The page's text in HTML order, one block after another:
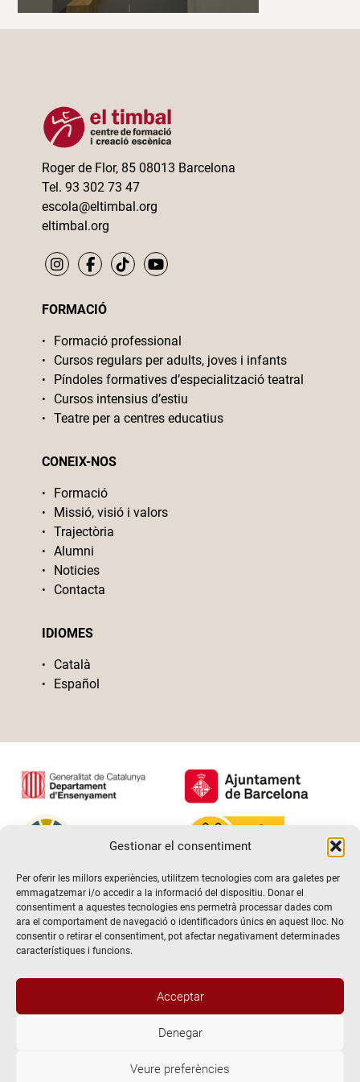
Gestionar el consentiment
Per oferir les millors experiències, utilitzem tecnologies com ara galetes per
emmagatzemar i/o accedir a la informació del dispositiu. Donar el
consentiment a aquestes tecnologies ens permetrà processar dades com
ara el comportament de navegació o identificadors únics en aquest lloc. No
consentir o retirar el consentiment, pot afectar negativament determinades
característiques i funcions.
Acceptar
Denegar
Veure preferències
Roger de Flor, 85 08013 Barcelona
Tel. 93 302 73 47
escola@eltimbal.org
eltimbal.org
FORMACIÓ
Formació professional
Cursos regulars per adults, joves i infants
Píndoles formatives d’especialització teatral
Cursos intensius d’estiu
Teatre per a centres educatius
CONEIX-NOS
Formació
Missió, visió i valors
Trajectòria
Alumni
Noticies
Contacta
IDIOMES
Català
Español
@2026 Escola de teatre El Timbal. Tots els drets reservats
Avís Legal